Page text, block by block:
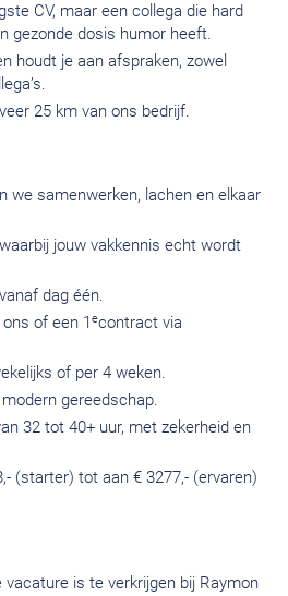
CV, maar een collega die hard
gezonde dosis humor heeft.
houdt je aan afspraken, zowel
25 km van ons bedrijf.
we samenwerken, lachen en elkaar
jouw vakkennis echt wordt
dag één.
of een 1 econtract via
of per 4 weken.
gereedschap.
32 tot 40+ uur, met zekerheid en
(starter) tot aan € 3277,- (ervaren)
is te verkrijgen bij Raymon